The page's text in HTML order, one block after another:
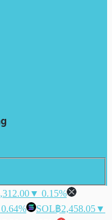
▼ 0.15%
SOL฿2,458.05▼